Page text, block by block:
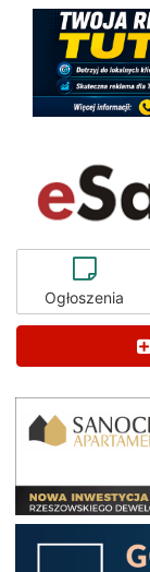
Ogłoszenia